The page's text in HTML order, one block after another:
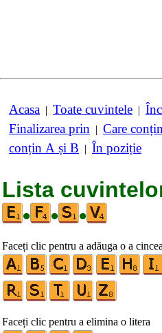
Acasa | Toate cuvintele |
Finalizarea prin | Care
conțin A și B | În poziție
Lista
•
• •
Faceți clic pentru a adăuga o a
Faceți clic pentru a elimina o litera